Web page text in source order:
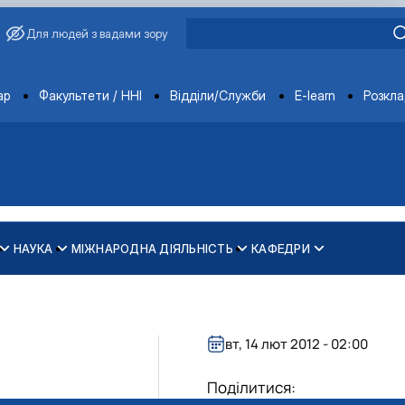
Для людей з вадами зору
Факультети / ННІ Відділи/Служби E-learn
НАУКА МІЖНАРОДНА ДІЯЛЬНІСТЬ
рівності у …
КАФЕДРИ
вт, 14 лют 2012 - 02:00
Поділитися: